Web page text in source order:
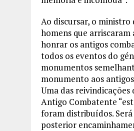
Ao discursar, o ministro
homens que arriscaram
honrar os antigos
todos os eventos do
monumentos
monumento aos
Uma das
Antigo Combatente
foram distribuídos.
posterior